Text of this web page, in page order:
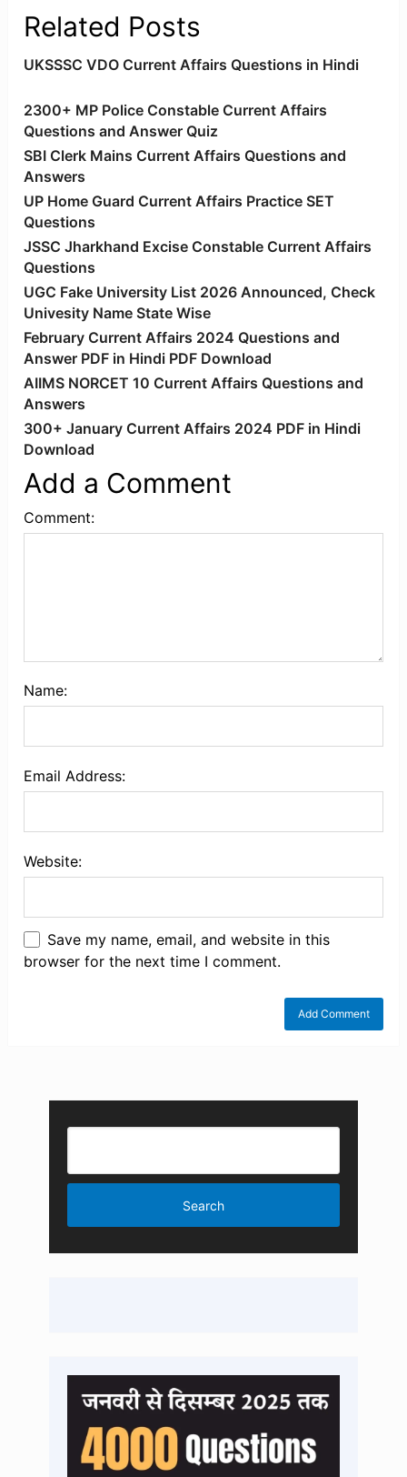
Related Posts
UKSSSC VDO Current Affairs Questions in Hindi
2300+ MP Police Constable Current Affairs
Questions and Answer Quiz
SBI Clerk Mains Current Affairs Questions and
Answers
UP Home Guard Current Affairs Practice SET
Questions
JSSC Jharkhand Excise Constable Current Affairs
Questions
UGC Fake University List 2026 Announced, Check
Univesity Name State Wise
February Current Affairs 2024 Questions and
Answer PDF in Hindi PDF Download
AIIMS NORCET 10 Current Affairs Questions and
Answers
300+ January Current Affairs 2024 PDF in Hindi
Download
Add a Comment
Comment:
Name:
Email Address:
Website:
Save my name, email, and website in this
browser for the next time I comment.